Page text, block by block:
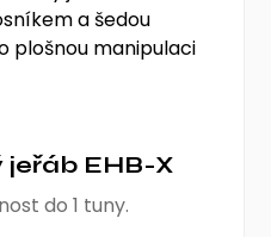
EHB-X
do 1 tuny.